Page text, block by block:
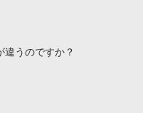
違うのですか？